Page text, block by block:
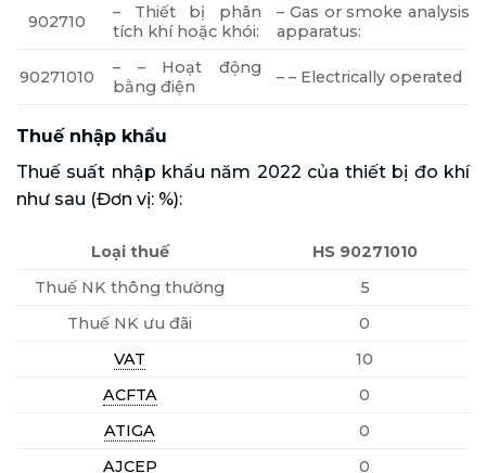
902710
– Thiết bị phân
tích khí hoặc khói:
– Gas or smoke analysis
apparatus:
90271010
– – Hoạt động
bằng điện
– – Electrically operated
Thuế nhập khẩu
Thuế suất nhập khẩu năm 2022 của thiết bị đo khí
như sau (Đơn vị: %):
Loại thuế
HS 90271010
Thuế NK thông thường
5
Thuế NK ưu đãi
0
VAT
10
ACFTA
0
ATIGA
0
AJCEP
0